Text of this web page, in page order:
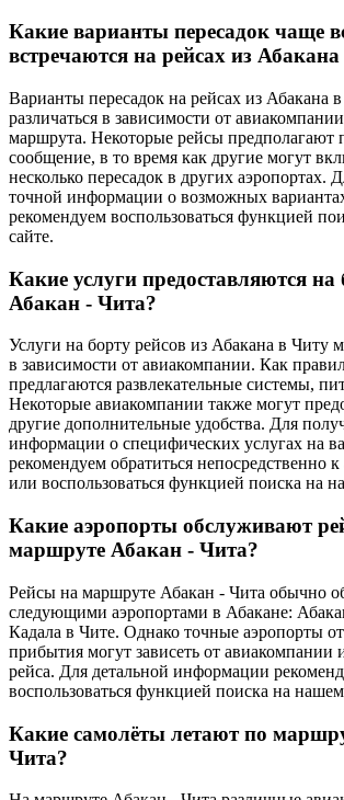
Какие варианты пересадок чаще
встречаются на рейсах из
Варианты пересадок на рейсах из Абакана
различаться в зависимости от
маршрута. Некоторые рейсы предполагают
сообщение, в то время как другие могут
несколько пересадок в других аэропортах.
точной информации о возможных
рекомендуем воспользоваться функцией
сайте.
Какие услуги предоставляются на
Абакан - Чита?
Услуги на борту рейсов из Абакана в Читу
в зависимости от авиакомпании. Как
предлагаются развлекательные системы,
Некоторые авиакомпании также могут
другие дополнительные удобства. Для
информации о специфических услугах на
рекомендуем обратиться непосредственно
или воспользоваться функцией поиска на
Какие аэропорты обслуживают
маршруте Абакан - Чита?
Рейсы на маршруте Абакан - Чита обычно
следующими аэропортами в Абакане:
Кадала в Чите. Однако точные аэропорты
прибытия могут зависеть от авиакомпании
рейса. Для детальной информации
воспользоваться функцией поиска на нашем
Какие самолёты летают по
Чита?